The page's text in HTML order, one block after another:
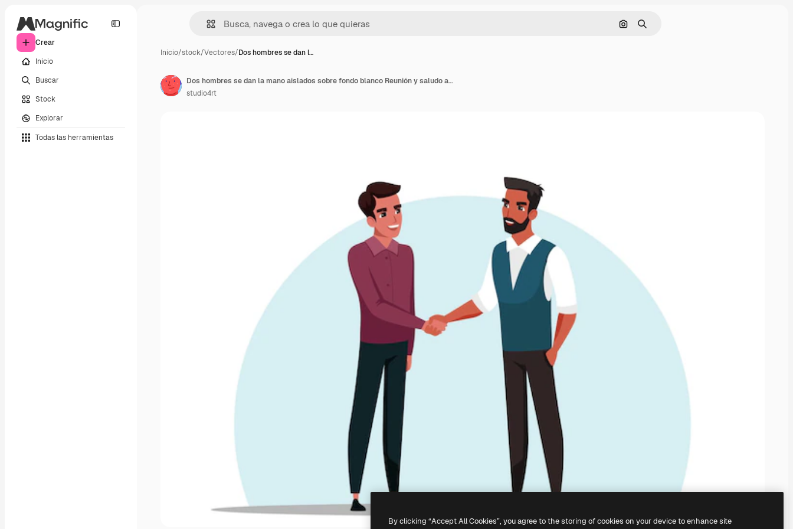
Crear
Inicio
Buscar
Stock
Explorar
Todas las herramientas
Buscar por imagen
Buscar
Inicio/stock/Vectores/Dos hombres se dan l…
Dos hombres se dan la mano aislados sobre fondo blanco Reunión y saludo amigos empresarios acuerdo acuerdo ilustración de comunicación de cooperación de asociación
studio4rt
By clicking “Accept All Cookies”, you agree to the storing of cookies on your device to enhance site